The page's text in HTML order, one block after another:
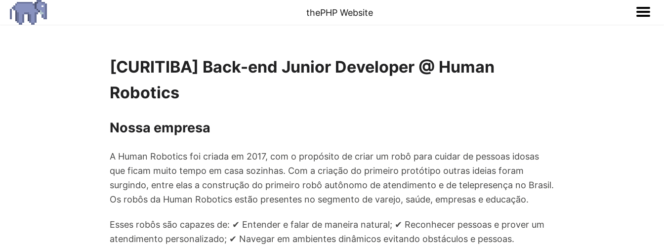
thePHP Website
[CURITIBA] Back-end Junior Developer @ Human
Robotics
Nossa empresa
A Human Robotics foi criada em 2017, com o propósito de criar um robô para cuidar de pessoas idosas
que ficam muito tempo em casa sozinhas. Com a criação do primeiro protótipo outras ideias foram
surgindo, entre elas a construção do primeiro robô autônomo de atendimento e de telepresença no Brasil.
Os robôs da Human Robotics estão presentes no segmento de varejo, saúde, empresas e educação.
Esses robôs são capazes de: ✔ Entender e falar de maneira natural; ✔ Reconhecer pessoas e prover um
atendimento personalizado; ✔ Navegar em ambientes dinâmicos evitando obstáculos e pessoas.